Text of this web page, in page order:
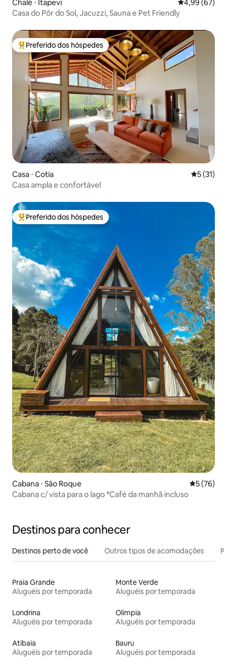
Chalé ⋅ Itapevi 4,99 de uma
4,99 (67)
Casa do Pôr do Sol, Jacuzzi, Sauna e Pet Friendly
Entre os melhores preferidos dos hóspedes
Preferido dos hóspedes
Casa ⋅ Cotia 5 de uma
5 (31)
Casa ampla e confortável
Entre os melhores preferidos dos hóspedes
Preferido dos hóspedes
Cabana ⋅ São Roque 5 de uma
5 (76)
Cabana c/ vista para o lago *Café da manhã incluso
Destinos para conhecer
Destinos perto de você Outros tipos de acomodações
Praia Grande
Aluguéis por temporada
Monte Verde
Aluguéis por temporada
Londrina
Aluguéis por temporada
Olímpia
Aluguéis por temporada
Atibaia
Aluguéis por temporada
Bauru
Aluguéis por temporada